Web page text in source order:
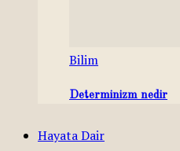
Bilim
Determinizm nedir
Hayata Dair